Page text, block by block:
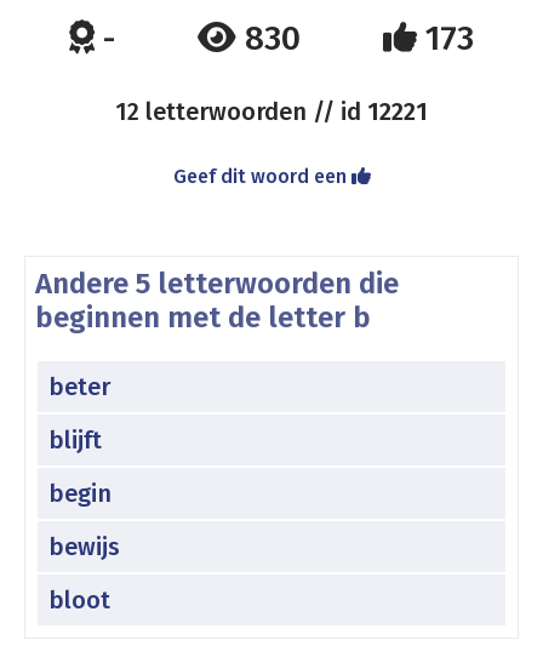
- 830 173
12 letterwoorden // id 12221
Geef dit woord een
Andere 5 letterwoorden die
beginnen met de letter b
beter
blijft
begin
bewijs
bloot